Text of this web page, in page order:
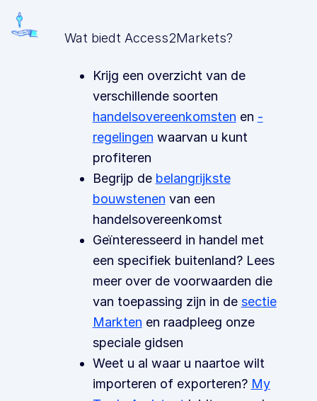
Wat biedt Access2Markets?
Krijg een overzicht van de
verschillende soorten
handelsovereenkomsten en -
regelingen waarvan u kunt
profiteren
Begrijp de belangrijkste
bouwstenen van een
handelsovereenkomst
Geïnteresseerd in handel met
een specifiek buitenland? Lees
meer over de voorwaarden die
van toepassing zijn in de sectie
Markten en raadpleeg onze
speciale gidsen
Weet u al waar u naartoe wilt
importeren of exporteren? My